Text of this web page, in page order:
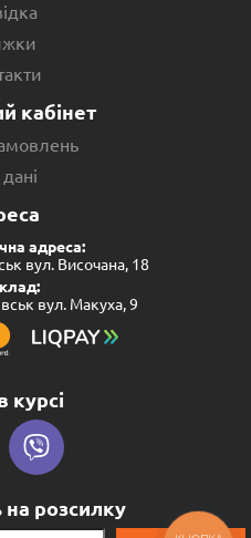
кабінет
адреса:
вул. Височана, 18
вул. Макуха, 9
курсі
на розсилку